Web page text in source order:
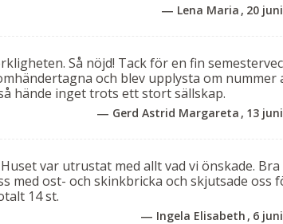
balkong.
kylskåp, säkerhetsbox, Wi-Fi samt TV.
höjdpunkt är balkongen som
pentry med enklare köksutrustning,
Lena Maria 20
Så nöjd! Tack för en fin
och blev upplysta om nummer
hände inget trots ett stort sällskap.
Gerd Astrid Margareta 13
var utrustat med allt vad vi önskade. Bra
med ost- och skinkbricka och skjutsade oss
14 st.
Ingela Elisabeth 6